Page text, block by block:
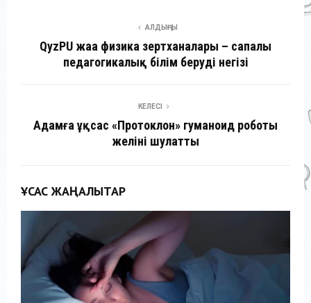
АЛДЫҢҒЫ
QyzPU жаңа физика зертханалары – сапалы
педагогикалық білім берудің негізі
КЕЛЕСІ
Адамға ұқсас «Протоклон» гуманоид роботы
желіні шулатты
ҰҚСАС ЖАҢАЛЫҚТАР